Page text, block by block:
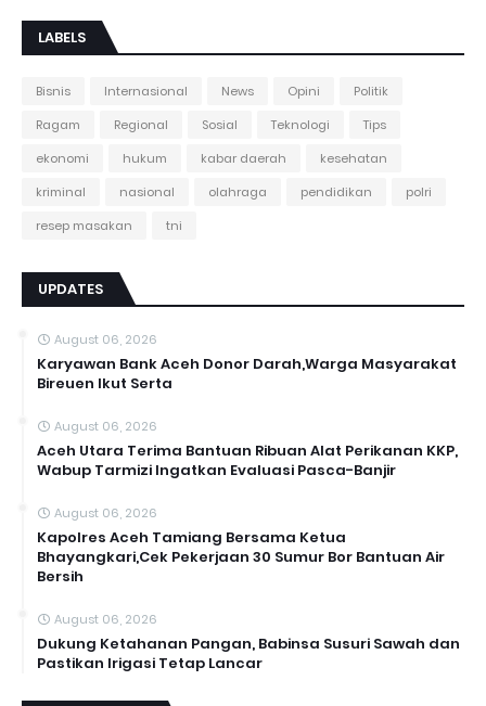
LABELS
Bisnis Internasional News Opini
Politik
Ragam
Regional Sosial Teknologi
Tips
ekonomi
hukum kabar daerah
kesehatan
kriminal
nasional olahraga pendidikan
polri
resep masakan
tni
UPDATES
August 06, 2026
Karyawan Bank Aceh Donor Darah,Warga Masyarakat
Bireuen Ikut Serta
August 06, 2026
Aceh Utara Terima Bantuan Ribuan Alat Perikanan KKP,
Wabup Tarmizi Ingatkan Evaluasi Pasca-Banjir
August 06, 2026
Kapolres Aceh Tamiang Bersama Ketua
Bhayangkari,Cek Pekerjaan 30 Sumur Bor Bantuan Air
Bersih
August 06, 2026
Dukung Ketahanan Pangan, Babinsa Susuri Sawah dan
Pastikan Irigasi Tetap Lancar